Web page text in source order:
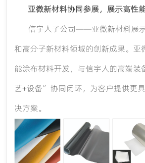
亚微新材料协同参展，展示高性
信宇人子公司——亚微新材料展
和高分子新材料领域的创新成果。亚
能涂布材料开发，与信宇人的高端
艺+设备”协同闭环，为客户提供更
决方案。